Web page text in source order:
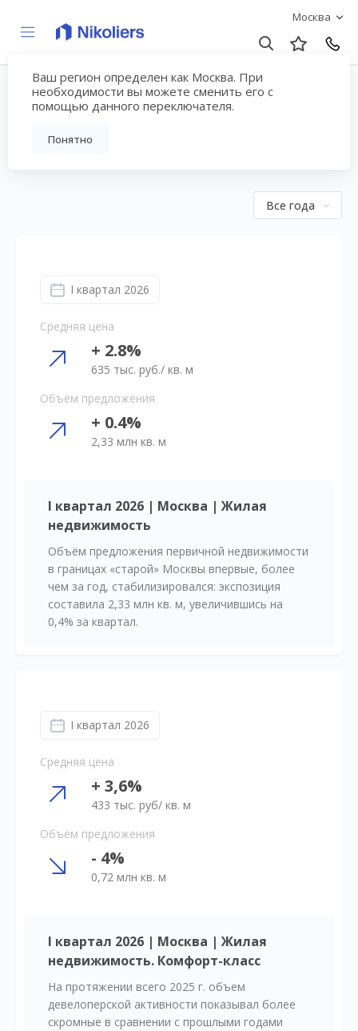
Москва
Ваш регион определен как Москва. При
необходимости вы можете сменить его с
помощью данного переключателя.
Понятно
Аналитические отчеты
по рынку – страница №2
Все года
I квартал 2026
Средняя цена
+ 2.8%
635 тыс. руб./ кв. м
Объём предложения
+ 0.4%
2,33 млн кв. м
I квартал 2026 | Москва | Жилая
недвижимость
Объём предложения первичной недвижимости
в границах «старой» Москвы впервые, более
чем за год, стабилизировался: экспозиция
составила 2,33 млн кв. м, увеличившись на
0,4% за квартал.
I квартал 2026
Средняя цена
+ 3,6%
433 тыс. руб/ кв. м
Объём предложения
- 4%
0,72 млн кв. м
I квартал 2026 | Москва | Жилая
недвижимость. Комфорт-класс
На протяжении всего 2025 г. объем
девелоперской активности показывал более
скромные в сравнении с прошлыми годами